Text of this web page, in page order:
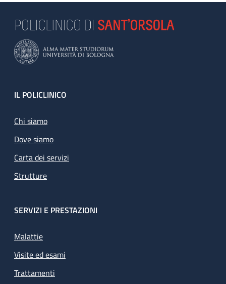
Footer
IL POLICLINICO
Chi siamo
Dove siamo
Carta dei servizi
Strutture
SERVIZI E PRESTAZIONI
Malattie
Visite ed esami
Trattamenti